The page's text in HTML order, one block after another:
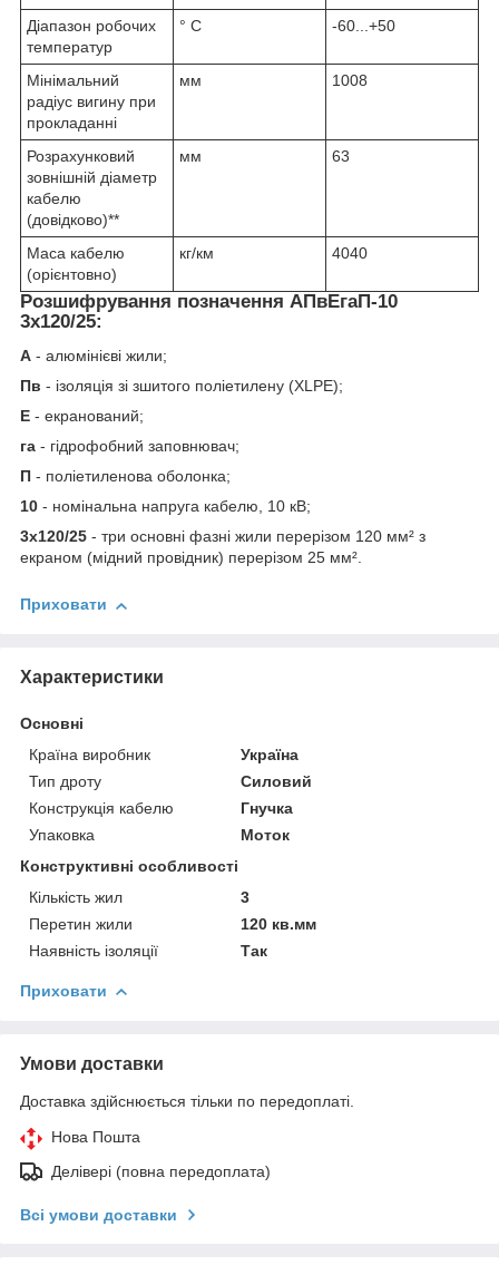
Діапазон робочих
температур
° С -60...+50
Мінімальний
радіус вигину при
прокладанні
мм 1008
Розрахунковий
зовнішній діаметр
кабелю
(довідково)**
мм 63
Маса кабелю
(орієнтовно)
кг/км 4040
Розшифрування позначення АПвЕгаП‑10
3х120/25:
А - алюмінієві жили;
Пв - ізоляція зі зшитого поліетилену (XLPE);
Е - екранований;
га - гідрофобний заповнювач;
П - поліетиленова оболонка;
10 - номінальна напруга кабелю, 10 кВ;
3х120/25 - три основні фазні жили перерізом 120 мм² з
екраном (мідний провідник) перерізом 25 мм².
Приховати
Характеристики
Основні
Країна виробник
Україна
Тип дроту
Силовий
Конструкція кабелю
Гнучка
Упаковка
Моток
Конструктивні особливості
Кількість жил
3
Перетин жили
120 кв.мм
Наявність ізоляції
Так
Приховати
Умови доставки
Доставка здійснюється тільки по передоплаті.
Нова Пошта
Делівері (повна передоплата)
Всі умови доставки